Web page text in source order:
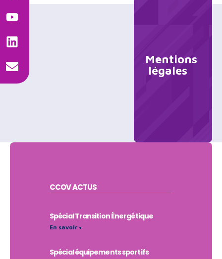
Mentions
légales
CCOVACTUS
Spécial Transition Énergétique
En savoir +
Spécial équipements sportifs